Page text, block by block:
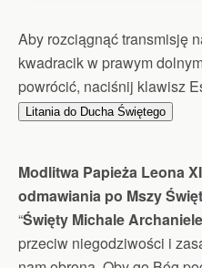
Aby rozciągnąć transmisję
kwadracik w prawym
powrócić, naciśnij klawisz
Litania do Ducha Świętego
Modlitwa Papieża Leona
odmawiania po Mszy
“Święty Michale Archaniele
przeciw niegodziwości i